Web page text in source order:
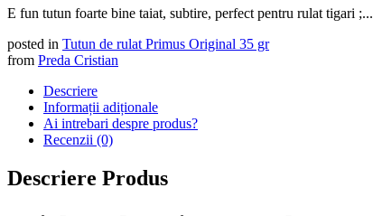
E fun tutun foarte bine taiat, subtire, perfect pentru rulat tigari ;...
posted in Tutun de rulat Primus Original 35 gr
from Preda Cristian
Descriere
Informații adiționale
Ai intrebari despre produs?
Recenzii (0)
Descriere Produs